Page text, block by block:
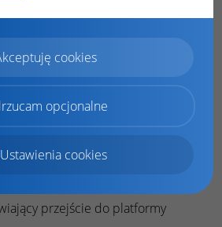
przejście do platformy
cookies
opcjonalne
Ustawienia cookies